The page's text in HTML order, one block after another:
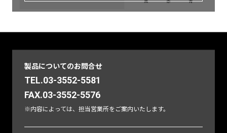
製品についてのお問合せ
TEL.03-3552-5581
FAX.03-3552-5576
※内容によっては、担当営業所をご案内いたします。